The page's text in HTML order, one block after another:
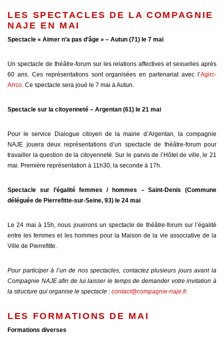
LES SPECTACLES DE LA COMPAGNIE
NAJE EN MAI
Spectacle « Aimer n’a pas d’âge » – Autun (71) le 7 mai
Un spectacle de théâtre-forum sur les relations affectives et sexuelles après
60 ans. Ces représentations sont organisées en partenariat avec l’Agirc-
Arrco . Ce spectacle sera joué le 7 mai à Autun.
Spectacle sur la citoyenneté – Argentan (61) le 21 mai
Pour le service Dialogue citoyen de la mairie d’Argentan, la compagnie
NAJE jouera deux représentations d’un spectacle de théâtre-forum pour
travailler la question de la citoyenneté. Sur le parvis de l’Hôtel de ville, le 21
mai. Première représentation à 11h30, la seconde à 17h.
Spectacle sur l’égalité femmes / hommes – Saint-Denis (Commune
déléguée de Pierrefitte-sur-Seine, 93) le 24 mai
Le 24 mai à 15h, nous jouerons un spectacle de théâtre-forum sur l’égalité
entre les femmes et les hommes pour la Maison de la vie associative de la
Ville de Pierrefitte.
Pour participer à l’un de nos spectacles, contactez plusieurs jours avant la
Compagnie NAJE afin de lui laisser le temps de demander votre invitation à
la structure qui organise le spectacle : contact@compagnie-naje.fr
LES FORMATIONS DE MAI
Formations diverses